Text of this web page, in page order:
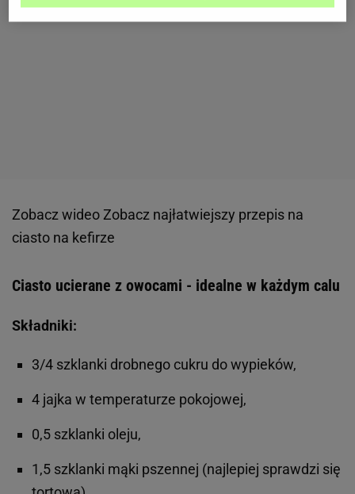
Zobacz wideo Zobacz najłatwiejszy przepis na
ciasto na kefirze
Ciasto ucierane z owocami - idealne w każdym calu
Składniki:
3/4 szklanki drobnego cukru do wypieków,
4 jajka w temperaturze pokojowej,
0,5 szklanki oleju,
1,5 szklanki mąki pszennej (najlepiej sprawdzi się